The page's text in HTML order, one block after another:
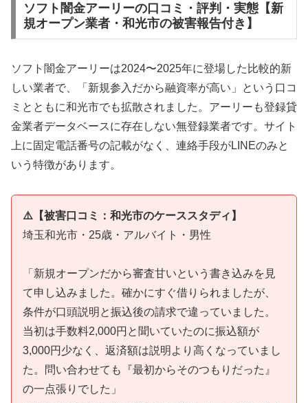
ソフト闇金アーリーの口コミ・評判・実態【新
規オープン業者・和光市の被害報告付き】
ソフト闇金アーリーは2024〜2025年に登場した比較的新
しい業者で、「新規参入だから融資率が高い」という口コ
ミとともに和光市でも拡散されました。アーリーも登録貸
金業者データベースに存在しない無登録業者です。サイト
上に固定電話番号の記載がなく、連絡手段がLINEのみと
いう特徴があります。
⚠️【被害口コミ：和光市のケーススタディ】
埼玉和光市・25歳・アルバイト・男性
「新規オープンだから審査甘いという書き込みを見
て申し込みました。確かにすぐ借りられましたが、
条件が口頭説明と振込後の請求で違っていました。
当初は手数料2,000円と聞いていたのに振込額が
3,000円少なく、返済額は説明より高くなっていまし
た。問い合わせても『最初からそのつもりだった』
の一点張りでした」